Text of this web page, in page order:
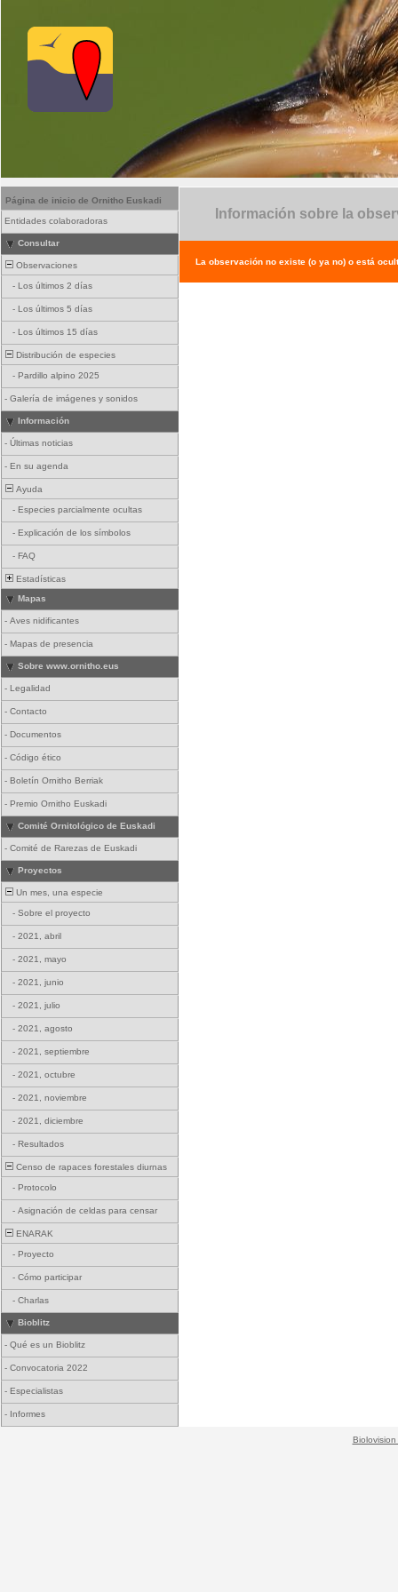
Página de inicio de Ornitho Euskadi
Entidades colaboradoras
Consultar
Observaciones
- Los últimos 2 días
- Los últimos 5 días
- Los últimos 15 días
Distribución de especies
- Pardillo alpino 2025
- Galería de imágenes y sonidos
Información
- Últimas noticias
- En su agenda
Ayuda
- Especies parcialmente ocultas
- Explicación de los símbolos
- FAQ
Estadísticas
Mapas
- Aves nidificantes
- Mapas de presencia
Sobre www.ornitho.eus
- Legalidad
- Contacto
- Documentos
- Código ético
- Boletín Ornitho Berriak
- Premio Ornitho Euskadi
Comité Ornitológico de Euskadi
- Comité de Rarezas de Euskadi
Proyectos
Un mes, una especie
- Sobre el proyecto
- 2021, abril
- 2021, mayo
- 2021, junio
- 2021, julio
- 2021, agosto
- 2021, septiembre
- 2021, octubre
- 2021, noviembre
- 2021, diciembre
- Resultados
Censo de rapaces forestales diurnas
- Protocolo
- Asignación de celdas para censar
ENARAK
- Proyecto
- Cómo participar
- Charlas
Bioblitz
- Qué es un Bioblitz
- Convocatoria 2022
- Especialistas
- Informes
Información sobre la
La observación no existe (o ya no) o está
Biolovision